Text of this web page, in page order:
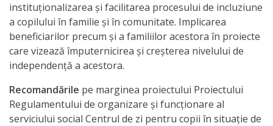
Achiziții
publice
Invitații
de
participare
instituționalizarea și facilitarea procesului de incluziune
a copilului în familie şi în comunitate. Implicarea
beneficiarilor precum și a familiilor acestora în proiecte
care vizează împuternicirea și creșterea nivelului de
independență a acestora.
Recomandările pe marginea proiectului Proiectului
Regulamentului de organizare și funcționare al
serviciului social Centrul de zi pentru copii în situație de